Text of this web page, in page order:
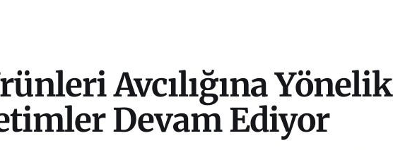
Avcılığına Yönelik
Devam Ediyor